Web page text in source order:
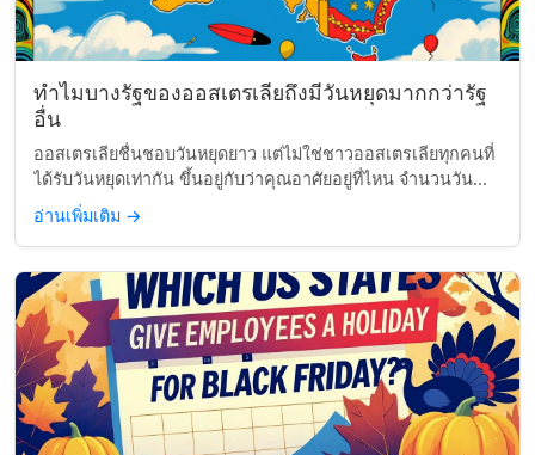
ทำไมบางรัฐของออสเตรเลียถึงมีวันหยุดมากกว่ารัฐ
อื่น
ออสเตรเลียชื่นชอบวันหยุดยาว แต่ไม่ใช่ชาวออสเตรเลียทุกคนที่
ได้รับวันหยุดเท่ากัน ขึ้นอยู่กับว่าคุณอาศัยอยู่ที่ไหน จำนวนวัน...
อ่านเพิ่มเติม →